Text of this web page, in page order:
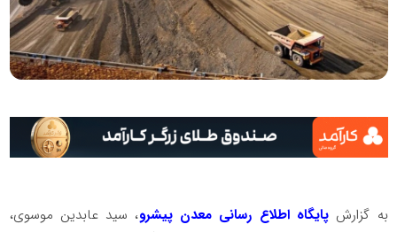
به گزارش پایگاه اطلاع رسانی معدن پیشرو، سید عابدین موسوی،